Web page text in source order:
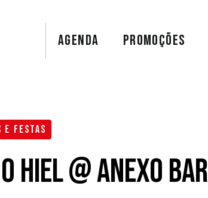
AGENDA PROMOÇÕES
E FESTAS
Hiel @ Anexo Bar